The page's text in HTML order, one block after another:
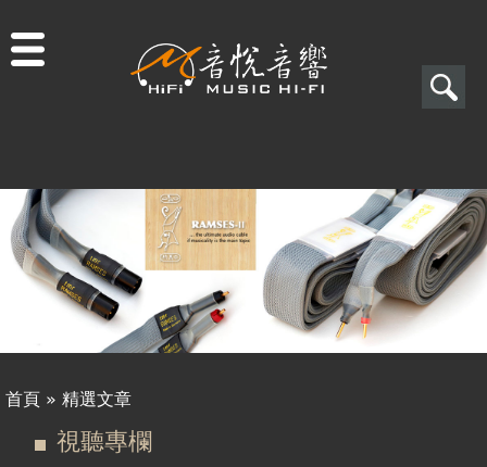
搜
表
單
搜
尋
商品一覽
二手專區
視聽專欄
測試文章
您
首頁 » 精選文章
視聽專欄